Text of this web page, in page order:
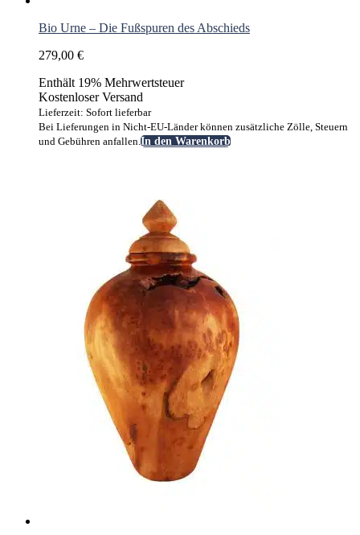
Bio Urne – Die Fußspuren des Abschieds
279,00 €
Enthält 19% Mehrwertsteuer
Kostenloser Versand
Lieferzeit: Sofort lieferbar
Bei Lieferungen in Nicht-EU-Länder können zusätzliche Zölle, Steuern
und Gebühren anfallen.In den Warenkorb